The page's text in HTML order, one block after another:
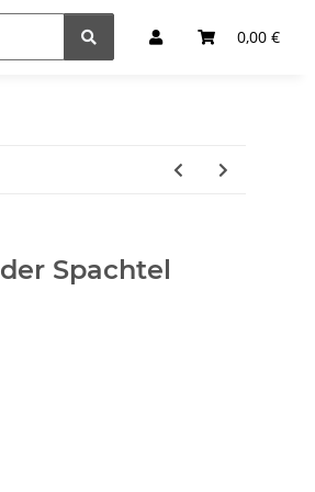
0,00 €
Spachtel